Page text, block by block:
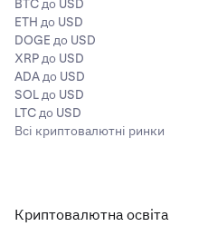
BTC до USD
ETH до USD
DOGE до USD
XRP до USD
ADA до USD
SOL до USD
LTC до USD
Всі криптовалютні ринки
Криптовалютна освіта